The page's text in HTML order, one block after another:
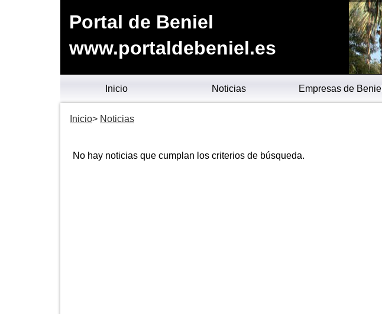
Portal de Beniel
www.portaldebeniel.es
Inicio Noticias Empresas de Beniel
Inicio Noticias
No hay noticias que cumplan los criterios de búsqueda.